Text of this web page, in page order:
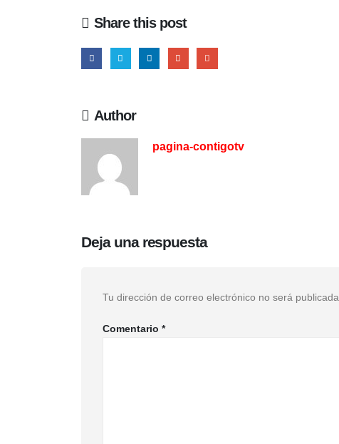
Share this post
Author
pagina-contigotv
Deja una respuesta
Tu dirección de correo electrónico no será publicada.
Comentario *